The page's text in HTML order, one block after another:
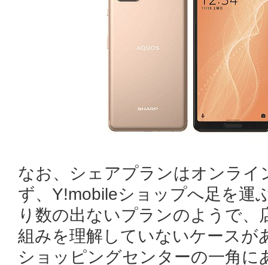
なお、シェアプランはオンライ
ず、Y!mobileショップへ足を運
り数の出ないプランのようで
組みを理解していないケースが
ショッピングセンターの一角に